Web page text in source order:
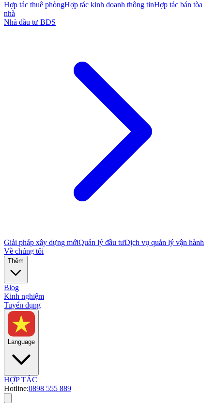
Hợp tác thuê phòngHợp tác kinh doanh thông tinHợp tác bán tòa
nhà
Nhà đầu tư BĐS
Giải pháp xây dựng mớiQuản lý đầu tưDịch vụ quản lý vận hành
Về chúng tôi
Thêm
Blog
Kinh nghiệm
Tuyển dụng
Language
HỢP TÁC
Hotline:0898 555 889